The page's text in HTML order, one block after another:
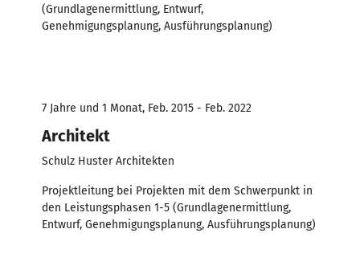
(Grundlagenermittlung, Entwurf,
Genehmigungsplanung, Ausführungsplanung)
7 Jahre und 1 Monat, Feb. 2015 - Feb. 2022
Architekt
Schulz Huster Architekten
Projektleitung bei Projekten mit dem Schwerpunkt in
den Leistungsphasen 1-5 (Grundlagenermittlung,
Entwurf, Genehmigungsplanung, Ausführungsplanung)